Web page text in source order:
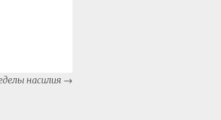
насилия →